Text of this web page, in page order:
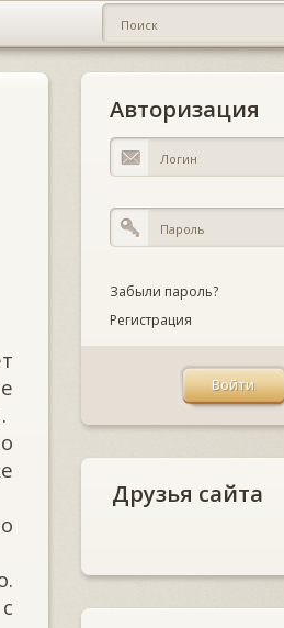
Авторизация
Забыли пароль?
Регистрация
Друзья сайта